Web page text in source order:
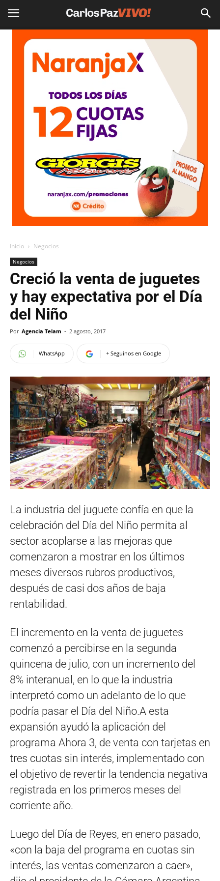
Inicio Negocios
Negocios
Creció la venta de juguetes
y hay expectativa por el Día
del Niño
Por Agencia Telam - 2 agosto, 2017
WhatsApp + Seguinos en Google
La industria del juguete confía en que la
celebración del Día del Niño permita al
sector acoplarse a las mejoras que
comenzaron a mostrar en los últimos
meses diversos rubros productivos,
después de casi dos años de baja
rentabilidad.
El incremento en la venta de juguetes
comenzó a percibirse en la segunda
quincena de julio, con un incremento del
8% interanual, en lo que la industria
interpretó como un adelanto de lo que
podría pasar el Día del Niño.A esta
expansión ayudó la aplicación del
programa Ahora 3, de venta con tarjetas en
tres cuotas sin interés, implementado con
el objetivo de revertir la tendencia negativa
registrada en los primeros meses del
corriente año.
Luego del Día de Reyes, en enero pasado,
«con la baja del programa en cuotas sin
interés, las ventas comenzaron a caer»,